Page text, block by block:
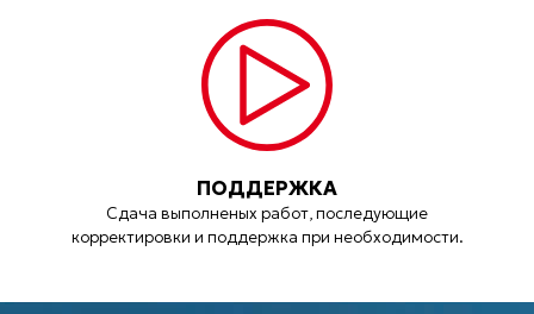
ПОДДЕРЖКА
Сдача выполненых работ, последующие
корректировки и поддержка при необходимости.